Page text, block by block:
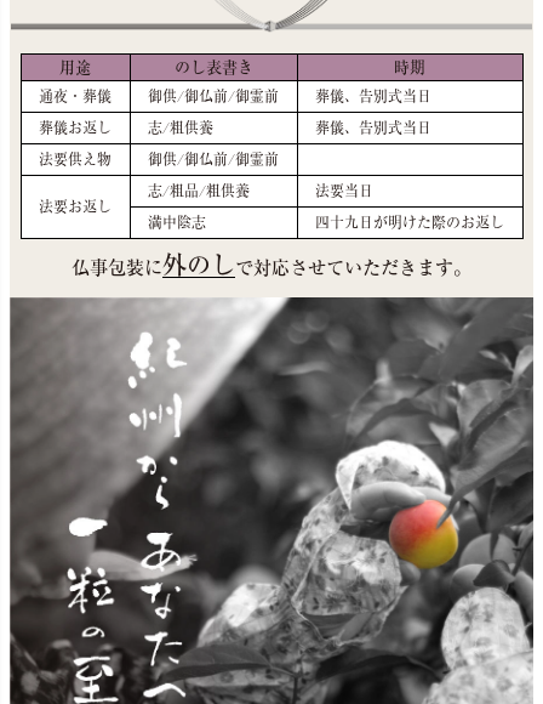
用途 のし表書き 時期
通夜・葬儀 御供/御仏前/御霊前 葬儀、告別式当日
葬儀お返し 志/粗供養 葬儀、告別式当日
法要供え物 御供/御仏前/御霊前
法要お返し
志/粗品/粗供養 法要当日
満中陰志 四十九日が明けた際のお返し
仏事包装に外のし で対応させていただきます。